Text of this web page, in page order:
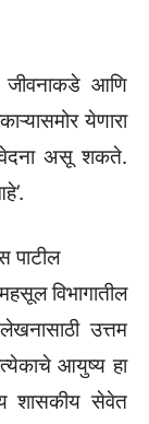
जीवनाकडे आणि
येणारा
असू शकते.
पाटील
विभागातील
उत्तम
आयुष्य हा
शासकीय सेवेत